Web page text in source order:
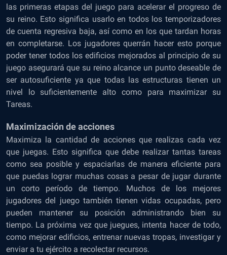
las primeras etapas del juego para acelerar el progreso de
su reino. Esto significa usarlo en todos los temporizadores
de cuenta regresiva baja, así como en los que tardan horas
en completarse. Los jugadores querrán hacer esto porque
poder tener todos los edificios mejorados al principio de su
juego asegurará que su reino alcance un punto deseable de
ser autosuficiente ya que todas las estructuras tienen un
nivel lo suficientemente alto como para maximizar su
Tareas.
Maximización de acciones
Maximiza la cantidad de acciones que realizas cada vez
que juegas. Esto significa que debe realizar tantas tareas
como sea posible y espaciarlas de manera eficiente para
que puedas lograr muchas cosas a pesar de jugar durante
un corto período de tiempo. Muchos de los mejores
jugadores del juego también tienen vidas ocupadas, pero
pueden mantener su posición administrando bien su
tiempo. La próxima vez que juegues, intenta hacer de todo,
como mejorar edificios, entrenar nuevas tropas, investigar y
enviar a tu ejército a recolectar recursos.